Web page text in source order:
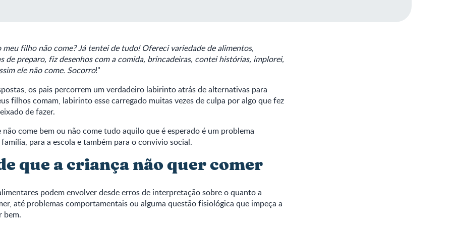
filho não come? Já tentei de tudo! Ofereci variedade de alimentos,
de preparo, fiz desenhos com a comida, brincadeiras, contei histórias, implorei,
ele não come. Socorro!"
os pais percorrem um verdadeiro labirinto atrás de alternativas para
filhos comam, labirinto esse carregado muitas vezes de culpa por algo que fez
de fazer.
come bem ou não come tudo aquilo que é esperado é um problema
para a escola e também para o convívio social.
que a criança não quer comer
podem envolver desde erros de interpretação sobre o quanto a
até problemas comportamentais ou alguma questão fisiológica que impeça a
bem.